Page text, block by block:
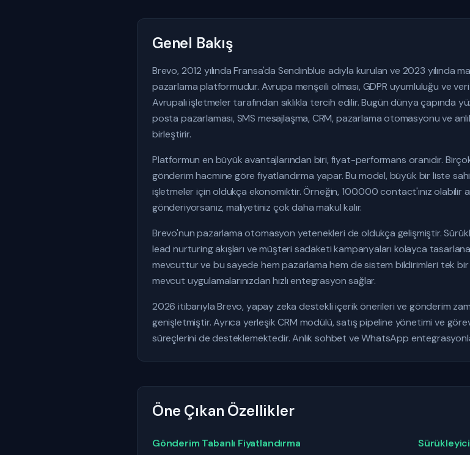
Genel Bakış
Brevo, 2012 yılında Fransa'da Sendinblue adıyla kurulan ve 2023 yılında
pazarlama platformudur. Avrupa menşeili olması, GDPR uyumluluğu ve
Avrupalı işletmeler tarafından sıklıkla tercih edilir. Bugün dünya çapında
posta pazarlaması, SMS mesajlaşma, CRM, pazarlama otomasyonu ve
birleştirir.
Platformun en büyük avantajlarından biri, fiyat-performans oranıdır.
gönderim hacmine göre fiyatlandırma yapar. Bu model, büyük bir liste
işletmeler için oldukça ekonomiktir. Örneğin, 100.000 contact'ınız
gönderiyorsanız, maliyetiniz çok daha makul kalır.
Brevo'nun pazarlama otomasyon yetenekleri de oldukça gelişmiştir.
lead nurturing akışları ve müşteri sadaketi kampanyaları kolayca
mevcuttur ve bu sayede hem pazarlama hem de sistem bildirimleri tek
mevcut uygulamalarınızdan hızlı entegrasyon sağlar.
2026 itibarıyla Brevo, yapay zeka destekli içerik önerileri ve gönderim
genişletmiştir. Ayrıca yerleşik CRM modülü, satış pipeline yönetimi ve
süreçlerini de desteklemektedir. Anlık sohbet ve WhatsApp
Öne Çıkan Özellikler
Gönderim Tabanlı Fiyatlandırma